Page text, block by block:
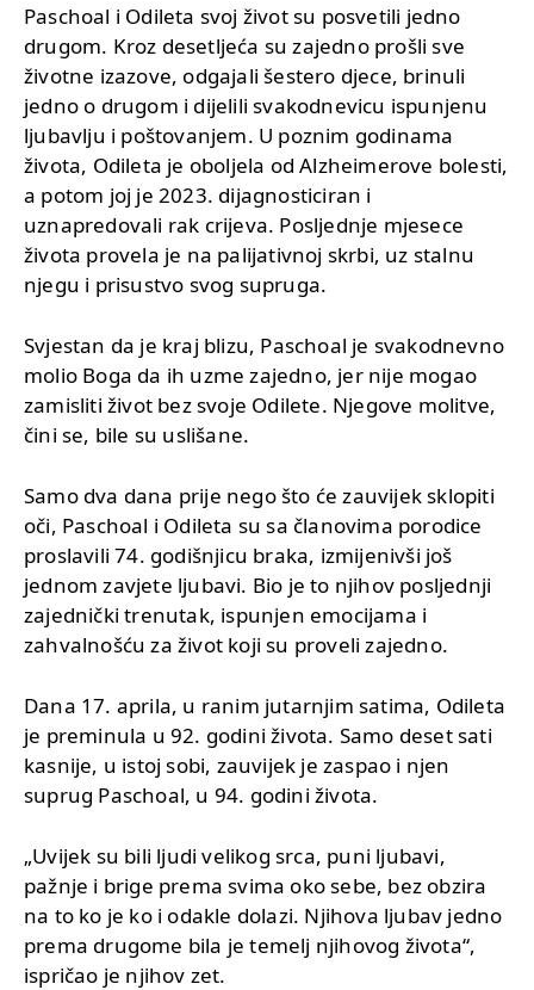
Paschoal i Odileta svoj život su posvetili jedno
drugom. Kroz desetljeća su zajedno prošli sve
životne izazove, odgajali šestero djece, brinuli
jedno o drugom i dijelili svakodnevicu ispunjenu
ljubavlju i poštovanjem. U poznim godinama
života, Odileta je oboljela od Alzheimerove bolesti,
a potom joj je 2023. dijagnosticiran i
uznapredovali rak crijeva. Posljednje mjesece
života provela je na palijativnoj skrbi, uz stalnu
njegu i prisustvo svog supruga.
Svjestan da je kraj blizu, Paschoal je svakodnevno
molio Boga da ih uzme zajedno, jer nije mogao
zamisliti život bez svoje Odilete. Njegove molitve,
čini se, bile su uslišane.
Samo dva dana prije nego što će zauvijek sklopiti
oči, Paschoal i Odileta su sa članovima porodice
proslavili 74. godišnjicu braka, izmijenivši još
jednom zavjete ljubavi. Bio je to njihov posljednji
zajednički trenutak, ispunjen emocijama i
zahvalnošću za život koji su proveli zajedno.
Dana 17. aprila, u ranim jutarnjim satima, Odileta
je preminula u 92. godini života. Samo deset sati
kasnije, u istoj sobi, zauvijek je zaspao i njen
suprug Paschoal, u 94. godini života.
„Uvijek su bili ljudi velikog srca, puni ljubavi,
pažnje i brige prema svima oko sebe, bez obzira
na to ko je ko i odakle dolazi. Njihova ljubav jedno
prema drugome bila je temelj njihovog života“,
ispričao je njihov zet.